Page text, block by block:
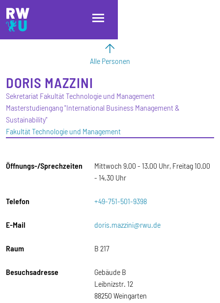
Direkt zum Inhalt
Direkt zur Hauptnavigation
Direkt zum Fußbereich
Alle Personen
DORIS MAZZINI
Sekretariat Fakultät Technologie und Management
Masterstudiengang "International Business Management &
Sustainability"
Fakultät Technologie und Management
Öffnungs-/Sprechzeiten
Mittwoch 9.00 - 13.00 Uhr, Freitag 10.00
- 14.30 Uhr
Telefon +49-751-501-9398
E-Mail doris.mazzini@rwu.de
Raum B 217
Besuchsadresse
Gebäude B
Leibnizstr. 12
88250 Weingarten